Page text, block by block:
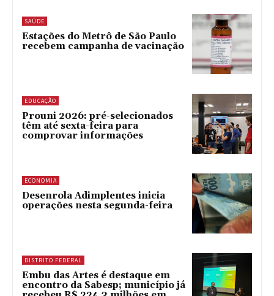
SAÚDE
Estações do Metrô de São Paulo
recebem campanha de vacinação
EDUCAÇÃO
Prouni 2026: pré-selecionados
têm até sexta-feira para
comprovar informações
ECONOMIA
Desenrola Adimplentes inicia
operações nesta segunda-feira
DISTRITO FEDERAL
Embu das Artes é destaque em
encontro da Sabesp; município já